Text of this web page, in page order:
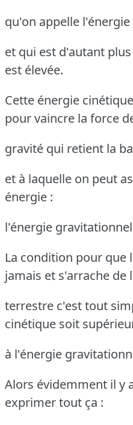
qu'on appelle
et qui est d'autant
est élevée.
Cette énergie
pour vaincre la force
gravité qui retient la
et à laquelle on peut
énergie :
l'énergie
La condition pour que
jamais et s'arrache de
terrestre c'est tout
cinétique soit
à l'énergie
Alors évidemment il y
exprimer tout ça :